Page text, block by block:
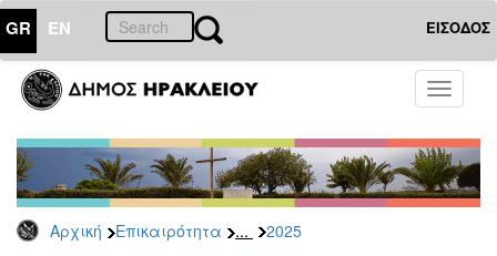
GR EN ΕΙΣΟΔΟΣ
Toggle
Αρχική Επικαιρότητα ... 2025
ΕΠΙΚΑΙΡΟΤΗΤΑ
Τύπου
Αρχείο
2026
2025